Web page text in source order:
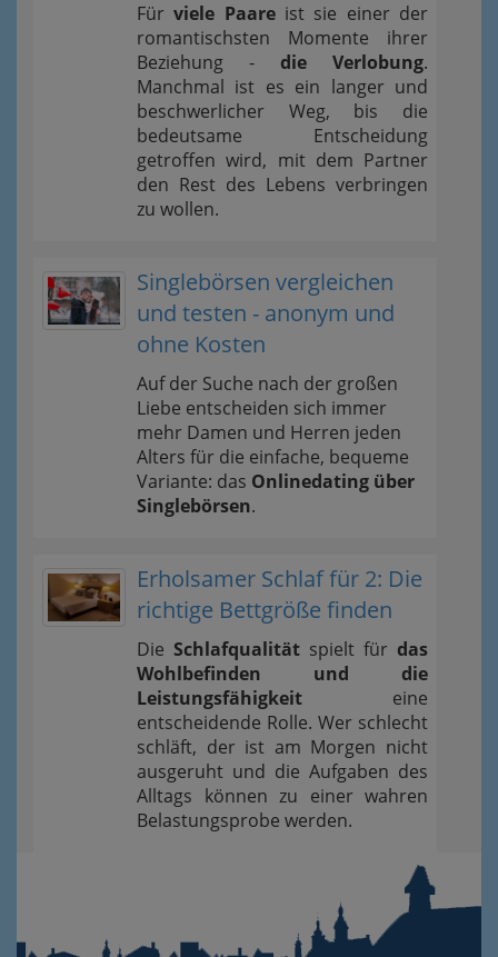
Fürviele Paareist sie einer der
romantischsten Momente ihrer
Beziehung - die Verlobung.
Manchmal ist es ein langer und
beschwerlicher Weg, bis die
bedeutsame Entscheidung
getroffen wird, mit dem Partner
den Rest des Lebens verbringen
zu wollen.
Singlebörsen vergleichen
und testen - anonym und
ohne Kosten
Auf der Suche nach der großen
Liebe entscheiden sich immer
mehr Damen und Herren jeden
Alters für die einfache, bequeme
Variante: das Onlinedating über
Singlebörsen.
Erholsamer Schlaf für 2: Die
richtige Bettgröße finden
Die Schlafqualität spielt für das
Wohlbefinden und die
Leistungsfähigkeit eine
entscheidende Rolle. Wer schlecht
schläft, der ist am Morgen nicht
ausgeruht und die Aufgaben des
Alltags können zu einer wahren
Belastungsprobe werden.